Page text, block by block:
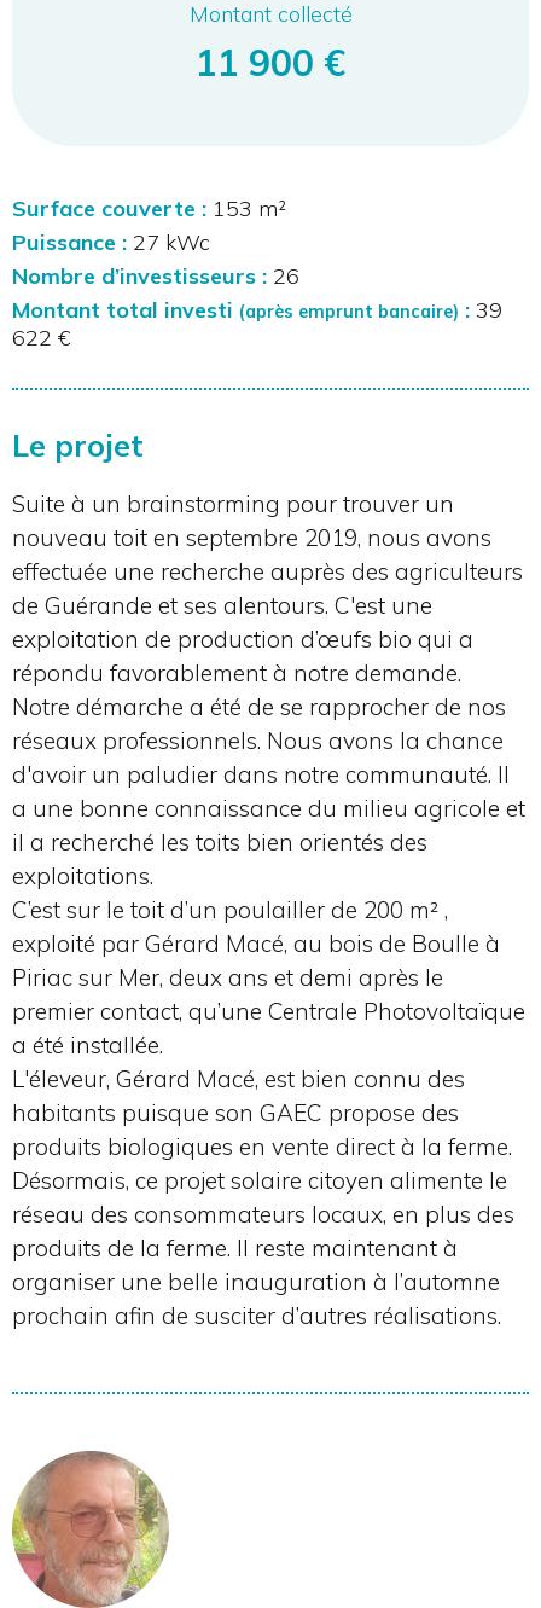
Montant collecté
11 900 €
Surface couverte : 153 m²
Puissance : 27 kWc
Nombre d’investisseurs : 26
Montant total investi (après emprunt bancaire) : 39
622 €
Le projet
Suite à un brainstorming pour trouver un
nouveau toit en septembre 2019, nous avons
effectuée une recherche auprès des agriculteurs
de Guérande et ses alentours. C'est une
exploitation de production d’œufs bio qui a
répondu favorablement à notre demande.
Notre démarche a été de se rapprocher de nos
réseaux professionnels. Nous avons la chance
d'avoir un paludier dans notre communauté. Il
a une bonne connaissance du milieu agricole et
il a recherché les toits bien orientés des
exploitations.
C’est sur le toit d’un poulailler de 200 m² ,
exploité par Gérard Macé, au bois de Boulle à
Piriac sur Mer, deux ans et demi après le
premier contact, qu’une Centrale Photovoltaïque
a été installée.
L'éleveur, Gérard Macé, est bien connu des
habitants puisque son GAEC propose des
produits biologiques en vente direct à la ferme.
Désormais, ce projet solaire citoyen alimente le
réseau des consommateurs locaux, en plus des
produits de la ferme. Il reste maintenant à
organiser une belle inauguration à l’automne
prochain afin de susciter d’autres réalisations.